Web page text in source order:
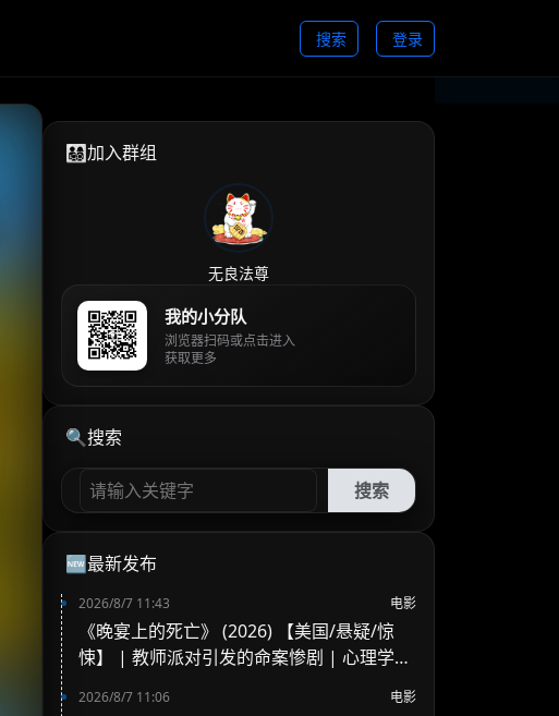
搜索 登录
👨‍👩‍👧‍👦加入群组
无良法尊
我的小分队
浏览器扫码或点击进入
获取更多
🔍搜索
搜索
🆕最新发布
2026/8/7 11:43 电影
《晚宴上的死亡》 (2026) 【美国/悬疑/惊
悚】 | 教师派对引发的命案惨剧 | 心理学教
2026/8/7 11:06 电影